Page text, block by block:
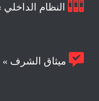
 النظام الداخلي
 ميثاق الشرف »